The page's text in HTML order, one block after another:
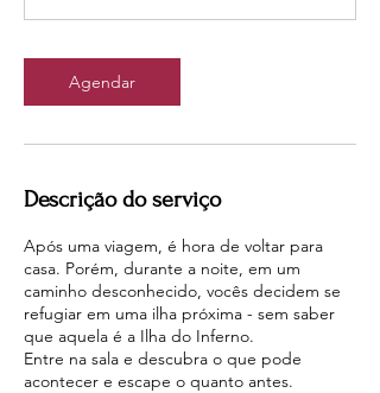
Agendar
Descrição do serviço
Após uma viagem, é hora de voltar para
casa. Porém, durante a noite, em um
caminho desconhecido, vocês decidem se
refugiar em uma ilha próxima - sem saber
que aquela é a Ilha do Inferno.
Entre na sala e descubra o que pode
acontecer e escape o quanto antes.